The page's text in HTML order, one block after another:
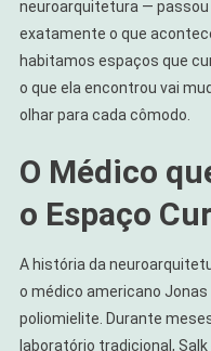
neuroarquitetura —
exatamente o que
habitamos espaços que
o que ela encontrou vai
olhar para cada cômodo.
O Médico
o Espaço
A história da
o médico americano
poliomielite. Durante
laboratório tradicional,